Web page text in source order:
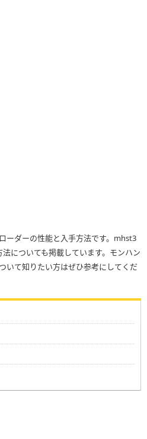
ーダーの性能と入手方法です。mhst3
についても掲載しています。モンハン
いて知りたい方はぜひ参考にしてくだ